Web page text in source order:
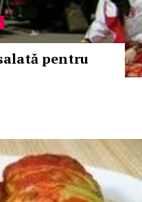
pentru